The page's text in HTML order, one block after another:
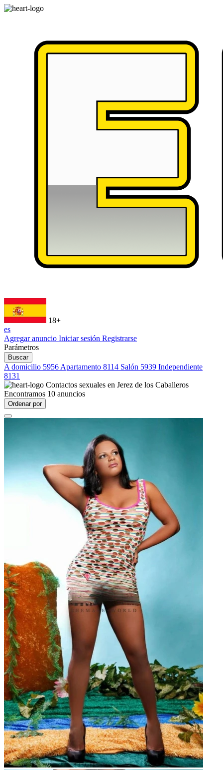
18+
es
Agregar anuncio Iniciar sesión Registrarse
Parámetros
Buscar
A domicilio 5956 Apartamento 8114 Salón 5939 Independiente
8131
Contactos sexuales en Jerez de los Caballeros
Encontramos 10 anuncios
Ordenar por